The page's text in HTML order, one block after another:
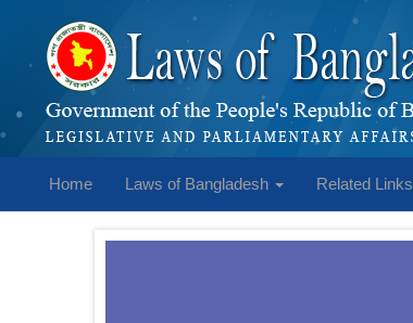
Home Laws of Bangladesh Related Links